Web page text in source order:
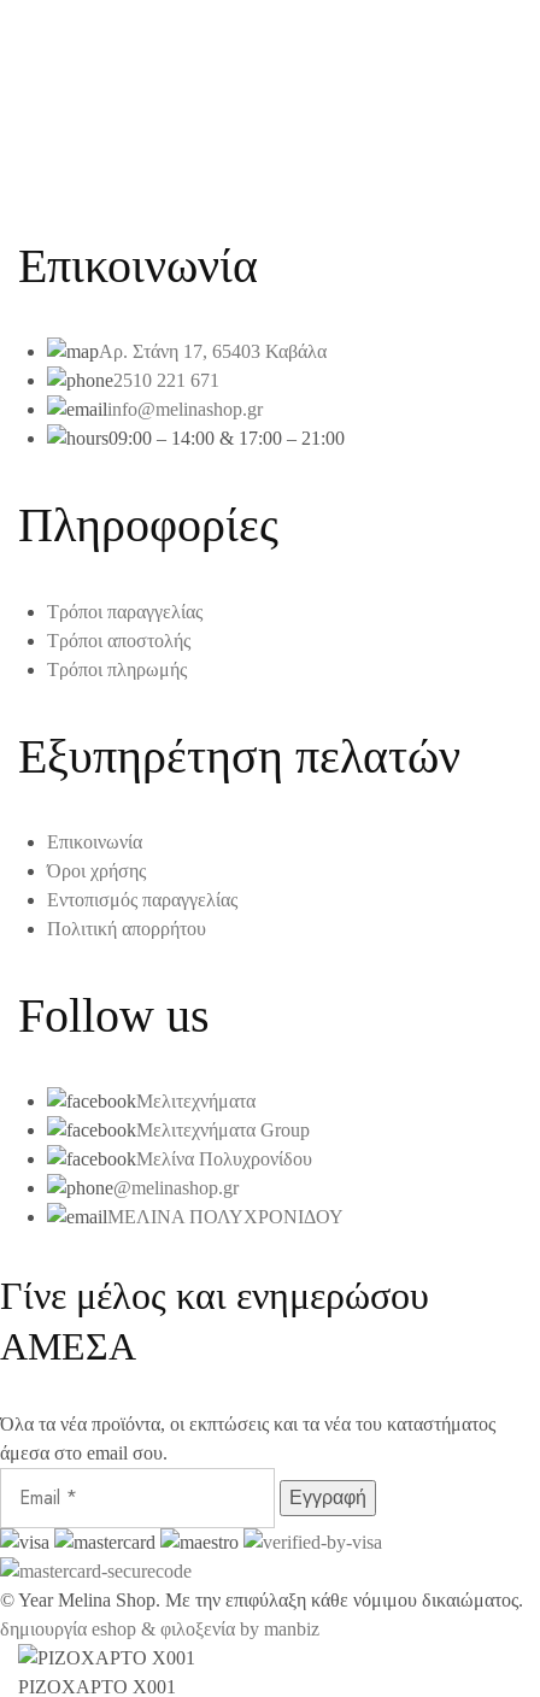
Επικοινωνία
Αρ. Στάνη 17, 65403 Καβάλα
2510 221 671
info@melinashop.gr
09:00 – 14:00 & 17:00 – 21:00
Πληροφορίες
Τρόποι παραγγελίας
Τρόποι αποστολής
Τρόποι πληρωμής
Εξυπηρέτηση πελατών
Επικοινωνία
Όροι χρήσης
Εντοπισμός παραγγελίας
Πολιτική απορρήτου
Follow us
Μελιτεχνήματα
Μελιτεχνήματα Group
Μελίνα Πολυχρονίδου
@melinashop.gr
ΜΕΛΙΝΑ ΠΟΛΥΧΡΟΝΙΔΟΥ
Γίνε μέλος και ενημερώσου
ΑΜΕΣΑ
Όλα τα νέα προϊόντα, οι εκπτώσεις και τα νέα του καταστήματος
άμεσα στο email σου.
©YearMelina Shop. Με την επιφύλαξη κάθε νόμιμου δικαιώματος.
δημιουργία eshop & φιλοξενία by manbiz
ΡΙΖΟΧΑΡΤΟ X001